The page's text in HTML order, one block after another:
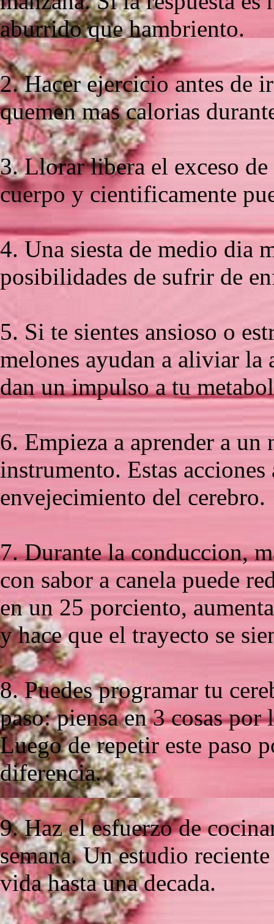
aburrido que hambriento.
2. Hacer ejercicio antes de
quemen mas calorias
3. Llorar libera el exceso de
cuerpo y cientificamente
4. Una siesta de medio dia
posibilidades de sufrir de
5. Si te sientes ansioso o
melones ayudan a aliviar la
dan un impulso a tu
6. Empieza a aprender a
instrumento. Estas
envejecimiento del cerebro.
7. Durante la conduccion,
con sabor a canela puede
en un 25 porciento,
y hace que el trayecto se
8. Puedes programar tu
paso: piensa en 3 cosas por
Luego de repetir este paso
diferencia.
9. Haz el esfuerzo de
semana. Un estudio
vida hasta una decada.